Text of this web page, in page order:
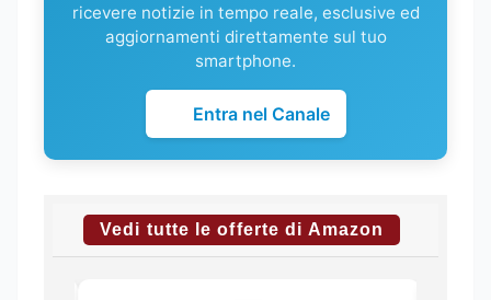
ricevere notizie in tempo reale, esclusive ed
aggiornamenti direttamente sul tuo
smartphone.
Entra nel Canale